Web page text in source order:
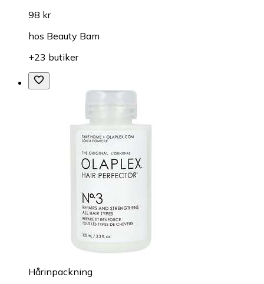
98 kr
hos Beauty Bam
+23 butiker
Hårinpackning